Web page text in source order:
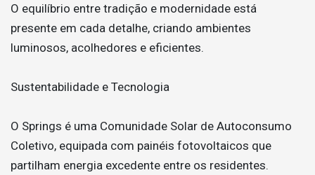
O equilíbrio entre tradição e modernidade está
presente em cada detalhe, criando ambientes
luminosos, acolhedores e eficientes.
Sustentabilidade e Tecnologia
O Springs é uma Comunidade Solar de Autoconsumo
Coletivo, equipada com painéis fotovoltaicos que
partilham energia excedente entre os residentes.